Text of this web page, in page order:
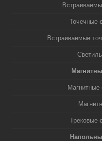
Точечные
Встраиваемые
Магнитные
Трековые